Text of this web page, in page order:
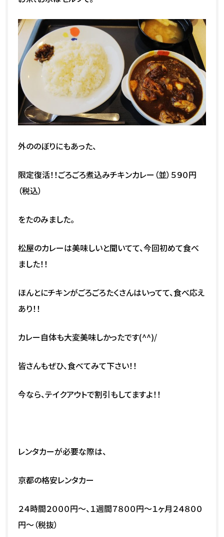
外ののぼりにもあった、
限定復活！！ごろごろ煮込みチキンカレー（並）５９０円
（税込）
をたのみました。
松屋のカレーは美味しいと聞いてて、今回初めて食べ
ました！！
ほんとにチキンがごろごろたくさんはいってて、食べ応え
あり！！
カレー自体も大変美味しかったです(^^)/
皆さんもぜひ、食べてみて下さい！！
今なら、テイクアウトで割引もしてますよ！！
レンタカーが必要な際は、
京都の格安レンタカー
２４時間２０００円～、１週間７８００円～１ヶ月２４８００
円～（税抜）